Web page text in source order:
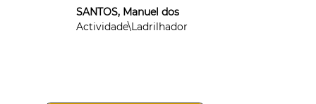
SANTOS, Manuel dos
Actividade\Ladrilhador